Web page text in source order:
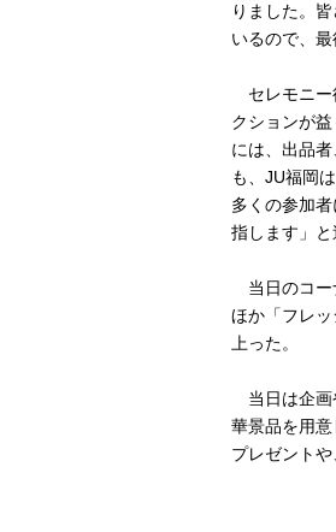
りました。
いるので、
セレモニー
クションが
には、出品
も、JU福岡
多くの参加
指します」と
当日のコー
ほか「フレ
上った。
当日は企画
華景品を用
プレゼント